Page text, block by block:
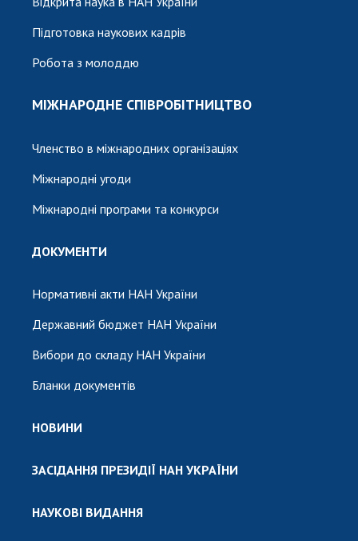
Підготовка наукових кадрів
Робота з молоддю
МІЖНАРОДНЕ СПІВРОБІТНИЦТВО
Членство в міжнародних організаціях
Міжнародні угоди
Міжнародні програми та конкурси
ДОКУМЕНТИ
Нормативні акти НАН України
Державний бюджет НАН України
Вибори до складу НАН України
Бланки документів
НОВИНИ
ЗАСІДАННЯ ПРЕЗИДІЇ НАН УКРАЇНИ
НАУКОВІ ВИДАННЯ